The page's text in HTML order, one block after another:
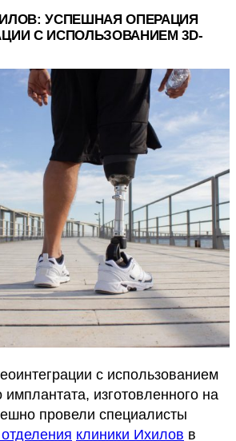
УСПЕШНАЯ ОПЕРАЦИЯ
С ИСПОЛЬЗОВАНИЕМ 3D-
с использованием
изготовленного на
провели специалисты
клиники Ихилов в